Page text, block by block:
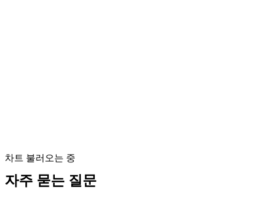
차트 불러오는 중
자주 묻는 질문